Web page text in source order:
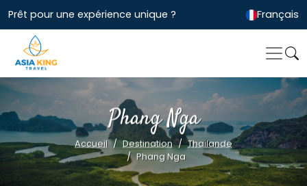
Prêt pour une expérience unique ? Français
Phang Nga
Accueil Destination
Thailande
Phang Nga